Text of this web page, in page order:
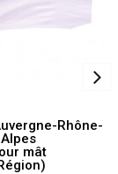
Rhône-
Alpes
mât